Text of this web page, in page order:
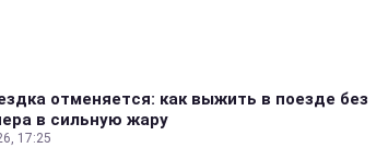
отменяется: как выжить в поезде без
в сильную жару
17:25